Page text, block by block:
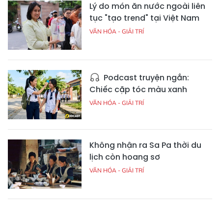
Lý do món ăn nước ngoài liên
tục "tạo trend" tại Việt Nam
VĂN HÓA - GIẢI TRÍ
Podcast truyện ngắn:
Chiếc cặp tóc màu xanh
VĂN HÓA - GIẢI TRÍ
Không nhận ra Sa Pa thời du
lịch còn hoang sơ
VĂN HÓA - GIẢI TRÍ